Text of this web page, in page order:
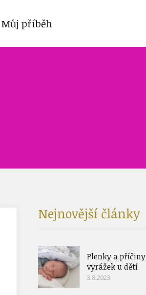
Můj příběh
Nejnovější články
Plenky a příčiny
vyrážek u dětí
3.8.2023